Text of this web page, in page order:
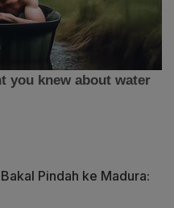
Pindah ke Madura: